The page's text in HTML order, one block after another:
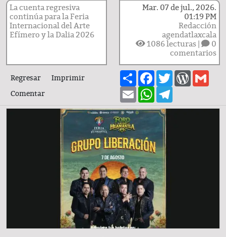
La cuenta regresiva
continúa para la Feria
Internacional del Arte
Efímero y la Dalia 2026
Mar. 07 de jul., 2026.
01:19 PM
Redacción
agendatlaxcala
1086lecturas |
0
comentarios
Regresar
Imprimir
Comentar
ShareFacebook
Twitter
EmailWhatsApp